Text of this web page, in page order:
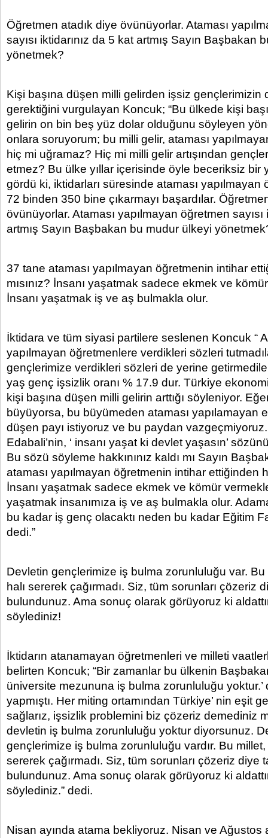
Öğretmen atadık diye övünüyorlar. Ataması
sayısı iktidarınız da 5 kat artmış Sayın Başbakan
yönetmek?
Kişi başına düşen milli gelirden işsiz gençlerimizin
gerektiğini vurgulayan Koncuk; “Bu ülkede kişi
gelirin on bin beş yüz dolar olduğunu söyleyen
onlara soruyorum; bu milli gelir, ataması
hiç mi uğramaz? Hiç mi milli gelir artışından
etmez? Bu ülke yıllar içerisinde öyle beceriksiz bir
gördü ki, iktidarları süresinde ataması yapılmayan
72 binden 350 bine çıkarmayı başardılar.
övünüyorlar. Ataması yapılmayan öğretmen sayısı
artmış Sayın Başbakan bu mudur ülkeyi
37 tane ataması yapılmayan öğretmenin intihar
mısınız? İnsanı yaşatmak sadece ekmek ve
İnsanı yaşatmak iş ve aş bulmakla olur.
İktidara ve tüm siyasi partilere seslenen Koncuk “
yapılmayan öğretmenlere verdikleri sözleri
gençlerimize verdikleri sözleri de yerine
yaş genç işsizlik oranı % 17.9 dur. Türkiye
kişi başına düşen milli gelirin arttığı söyleniyor.
büyüyorsa, bu büyümeden ataması yapılamayan
düşen payı istiyoruz ve bu paydan
Edabali’nin, ‘ insanı yaşat ki devlet yaşasın’
Bu sözü söyleme hakkınınız kaldı mı Sayın
ataması yapılmayan öğretmenin intihar ettiğinden
İnsanı yaşatmak sadece ekmek ve kömür
yaşatmak insanımıza iş ve aş bulmakla olur.
bu kadar iş genç olacaktı neden bu kadar Eğitim
dedi.”
Devletin gençlerimize iş bulma zorunluluğu var. Bu
halı sererek çağırmadı. Siz, tüm sorunları çözeriz
bulundunuz. Ama sonuç olarak görüyoruz ki
söylediniz!
İktidarın atanamayan öğretmenleri ve milleti
belirten Koncuk; “Bir zamanlar bu ülkenin
üniversite mezununa iş bulma zorunluluğu yoktur.’
yapmıştı. Her miting ortamından Türkiye’ nin eşit
sağlarız, işsizlik problemini biz çözeriz demediniz
devletin iş bulma zorunluluğu yoktur diyorsunuz.
gençlerimize iş bulma zorunluluğu vardır. Bu millet,
sererek çağırmadı. Siz, tüm sorunları çözeriz diye
bulundunuz. Ama sonuç olarak görüyoruz ki
söylediniz.” dedi.
Nisan ayında atama bekliyoruz. Nisan ve Ağustos